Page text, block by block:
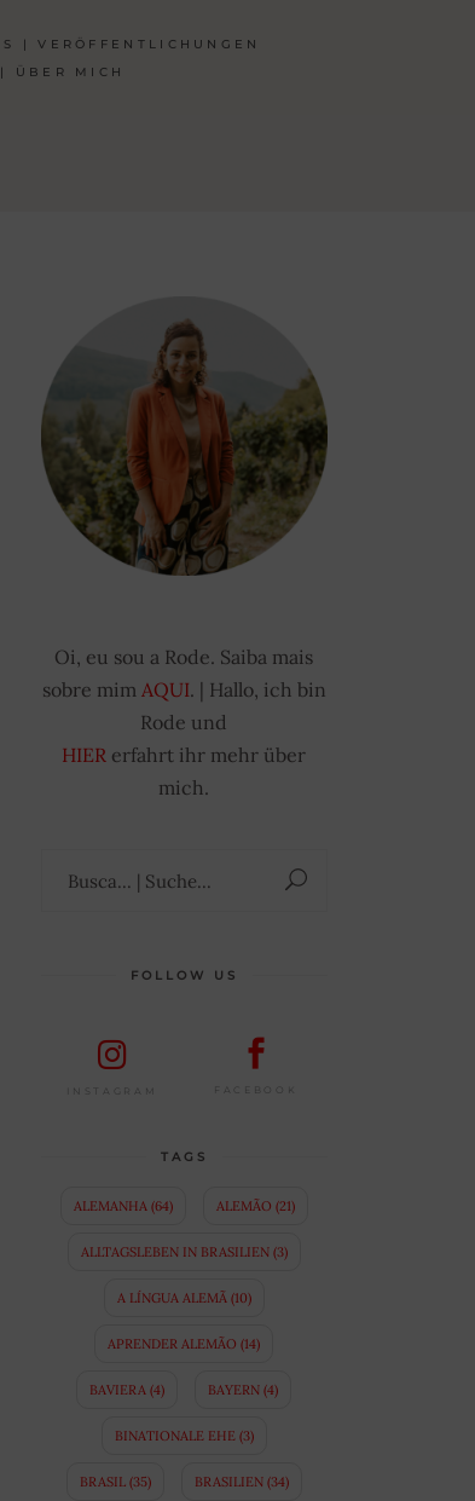
| VERÖFFENTLICHUNGEN
ÜBER MICH
Oi, eu sou a Rode. Saiba mais
sobre mim AQUI. | Hallo, ich bin
Rode und
HIER erfahrt ihr mehr über
mich.
FOLLOW US
INSTAGRAM FACEBOOK
TAGS
ALEMANHA (64) ALEMÃO (21)
ALLTAGSLEBEN IN BRASILIEN(3)
A LÍNGUA ALEMÃ (10)
APRENDER ALEMÃO (14)
BAVIERA (4) BAYERN (4)
BINATIONALE EHE(3)
BRASIL(35) BRASILIEN(34)